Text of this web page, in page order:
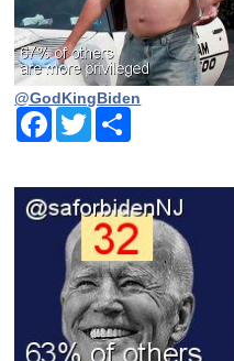
@GodKingBiden
Facebook
Twitter